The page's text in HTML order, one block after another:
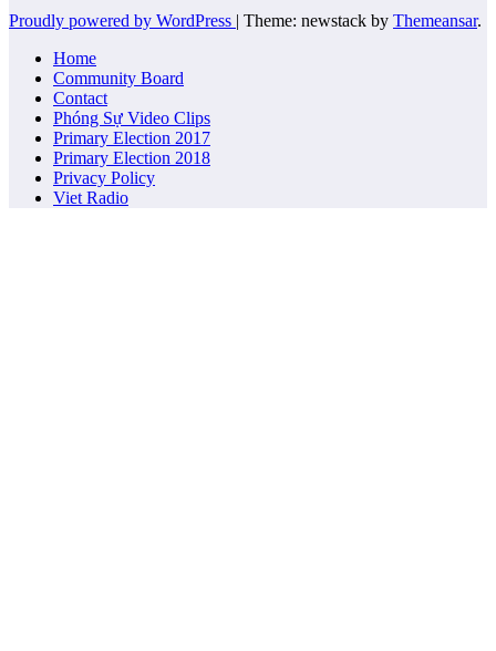
Proudly powered by WordPress | Theme: newstack by Themeansar.
Home
Community Board
Contact
Phóng Sự Video Clips
Primary Election 2017
Primary Election 2018
Privacy Policy
Viet Radio